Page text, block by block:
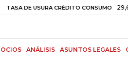
DE USURA CRÉDITO CONSUMO 29,66%
ANÁLISIS ASUNTOS LEGALES